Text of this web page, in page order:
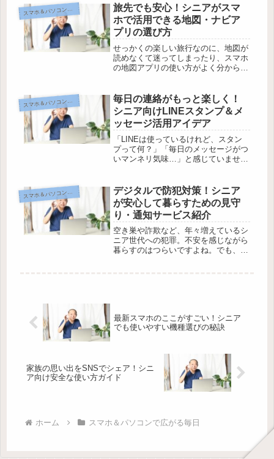
アの方も多いはず。心配いりません！
このブログでは、難しそうに見える
Zo...
スマホ＆パソコンで広がる毎日
旅先でも安心！シニアがスマ
ホで活用できる地図・ナビア
プリの選び方
せっかくの楽しい旅行なのに、地図が
読めなくて迷ってしまったり、スマホ
の地図アプリの使い方がよく分からな
は、「スマホは難しそう」「地図アプ
リもうまく使えない」と感じている方
も多...
スマホ＆パソコンで広がる毎日
毎日の連絡がもっと楽しく！
シニア向けLINEスタンプ＆メ
ッセージ活用アイデア
「LINEは使っているけれど、スタン
プって何？」「毎日のメッセージがつ
いマンネリ気味…」と感じていません
のですよね。でも、ちょっとした工夫
でLINEはもっと便利で楽しいもの...
スマホ＆パソコンで広がる毎日
デジタルで防犯対策！シニア
が安心して暮らすための見守
り・通知サービス紹介
空き巣や詐欺など、年々増えているシ
ニア世代への犯罪。不安を感じながら
暮らすのはつらいですよね。でも、最
最新スマホのここがすごい！シニア
でも使いやすい機種選びの秘訣
家族の思い出をSNSでシェア！シニ
ア向け安全な使い方ガイド
ホーム スマホ＆パソコンで広がる毎日